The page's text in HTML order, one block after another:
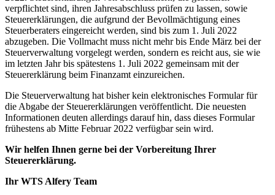
verpflichtet sind, ihren Jahresabschluss prüfen zu lassen, sowie
Steuererklärungen, die aufgrund der Bevollmächtigung eines
Steuerberaters eingereicht werden, sind bis zum 1. Juli 2022
abzugeben. Die Vollmacht muss nicht mehr bis Ende März bei der
Steuerverwaltung vorgelegt werden, sondern es reicht aus, sie wie
im letzten Jahr bis spätestens 1. Juli 2022 gemeinsam mit der
Steuererklärung beim Finanzamt einzureichen.
Die Steuerverwaltung hat bisher kein elektronisches Formular für
die Abgabe der Steuererklärungen veröffentlicht. Die neuesten
Informationen deuten allerdings darauf hin, dass dieses Formular
frühestens ab Mitte Februar 2022 verfügbar sein wird.
Wir helfen Ihnen gerne bei der Vorbereitung Ihrer
Steuererklärung.
Ihr WTS Alfery Team